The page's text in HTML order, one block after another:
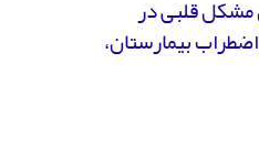
مشکل قلبی در
بیمارستان،